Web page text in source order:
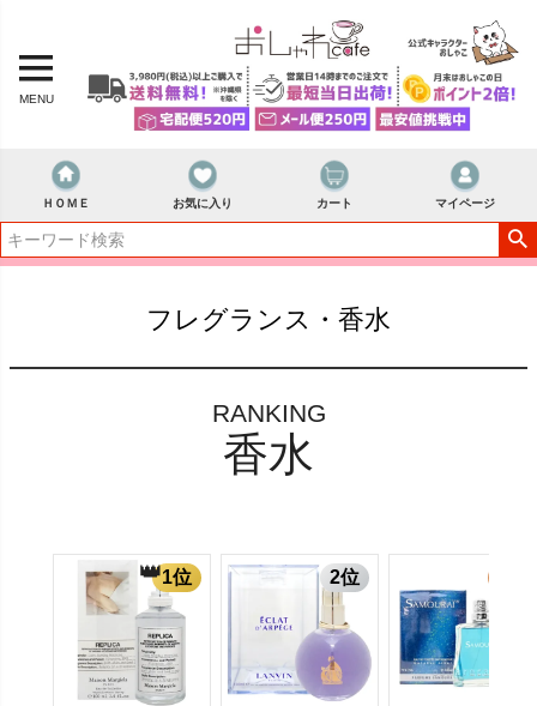
MENU
ＨＯＭＥ お気に入り カート マイページ
フレグランス・香水
RANKING
香水